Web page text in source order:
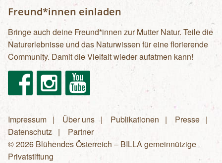
Freund*innen einladen
Bringe auch deine Freund*innen zur Mutter Natur. Teile die
Naturerlebnisse und das Naturwissen für eine florierende
Community. Damit die Vielfalt wieder aufatmen kann!
FacebookInstagram Youtube
Fußzeilenmenü
Impressum Über uns Publikationen
Presse
Datenschutz
Partner
© 2026 Blühendes Österreich – BILLA gemeinnützige
Privatstiftung